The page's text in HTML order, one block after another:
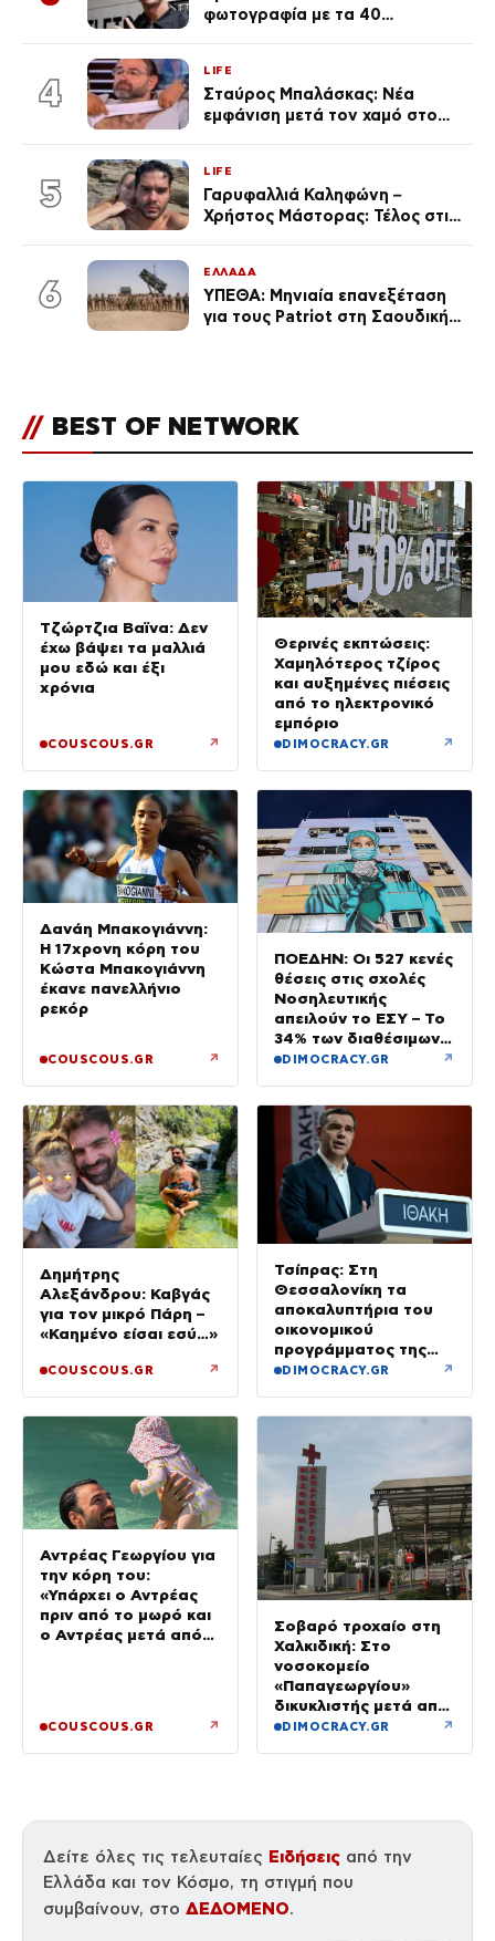
φωτογραφία με τα 40
εκ. likes
4
LIFE
Σταύρος Μπαλάσκας: Νέα
εμφάνιση μετά τον χαμό στο
5
LIFE
Γαρυφαλλιά Καληφώνη –
Χρήστος Μάστορας: Τέλος στις
6
ΕΛΛΑΔΑ
ΥΠΕΘΑ: Μηνιαία επανεξέταση
για τους Patriot στη Σαουδική
// BEST OF NETWORK
Τζώρτζια Βαϊνα: Δεν
έχω βάψει τα μαλλιά
μου εδώ και έξι
χρόνια
COUSCOUS.GR ↗
Θερινές εκπτώσεις:
Χαμηλότερος τζίρος
και αυξημένες πιέσεις
από το ηλεκτρονικό
εμπόριο
DIMOCRACY.GR ↗
Δανάη Μπακογιάννη:
Η 17χρονη κόρη του
Κώστα Μπακογιάννη
έκανε πανελλήνιο
ρεκόρ
COUSCOUS.GR ↗
ΠΟΕΔΗΝ: Οι 527 κενές
θέσεις στις σχολές
Νοσηλευτικής
απειλούν το ΕΣΥ – Το
34% των διαθέσιμων
δεν καλύφθηκε
DIMOCRACY.GR ↗
Δημήτρης
Αλεξάνδρου: Καβγάς
για τον μικρό Πάρη –
«Καημένο είσαι εσύ…»
COUSCOUS.GR ↗
Τσίπρας: Στη
Θεσσαλονίκη τα
αποκαλυπτήρια του
οικονομικού
προγράμματος της
ΕΛ.Α.Σ.
DIMOCRACY.GR ↗
Αντρέας Γεωργίου για
την κόρη του:
«Υπάρχει ο Αντρέας
πριν από το μωρό και
ο Αντρέας μετά από
COUSCOUS.GR ↗
Σοβαρό τροχαίο στη
Χαλκιδική: Στο
νοσοκομείο
«Παπαγεωργίου»
δικυκλιστής μετά από
σύγκρουση
DIMOCRACY.GR ↗
Δείτε όλες τις τελευταίες Ειδήσεις από την
Ελλάδα και τον Κόσμο, τη στιγμή που
συμβαίνουν, στο ΔΕΔΟΜΕΝΟ.